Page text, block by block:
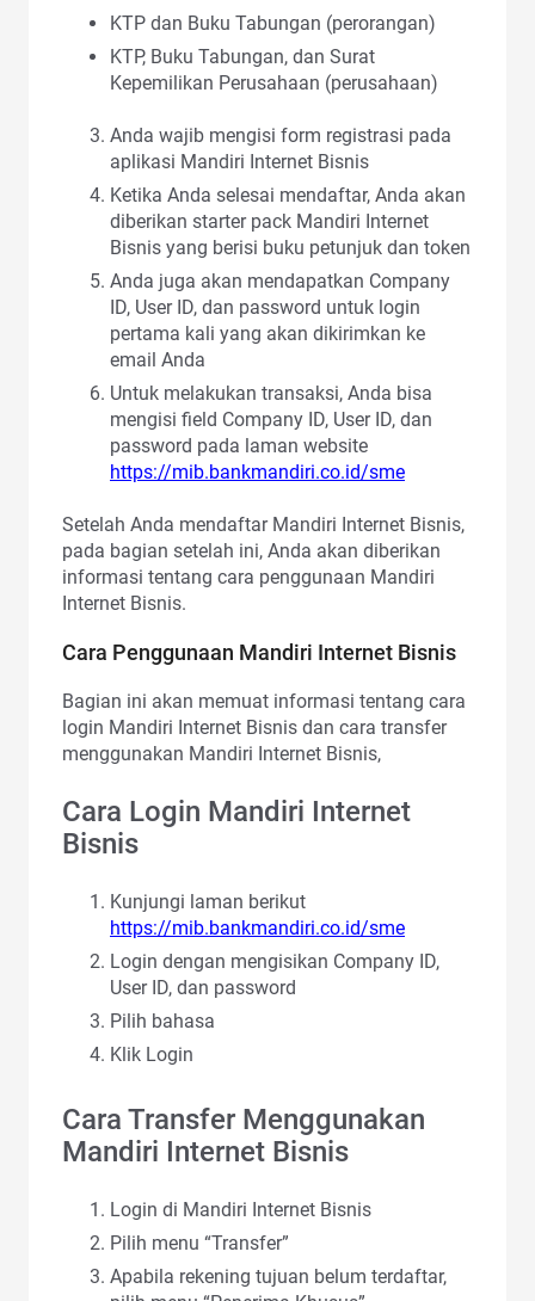
KTP dan Buku Tabungan (perorangan)
KTP, Buku Tabungan, dan Surat
Kepemilikan Perusahaan (perusahaan)
Anda wajib mengisi form registrasi pada
aplikasi Mandiri Internet Bisnis
Ketika Anda selesai mendaftar, Anda akan
diberikan starter pack Mandiri Internet
Bisnis yang berisi buku petunjuk dan token
Anda juga akan mendapatkan Company
ID, User ID, dan password untuk login
pertama kali yang akan dikirimkan ke
email Anda
Untuk melakukan transaksi, Anda bisa
mengisi field Company ID, User ID, dan
password pada laman website
https://mib.bankmandiri.co.id/sme
Setelah Anda mendaftar Mandiri Internet Bisnis,
pada bagian setelah ini, Anda akan diberikan
informasi tentang cara penggunaan Mandiri
Internet Bisnis.
Cara Penggunaan Mandiri Internet Bisnis
Bagian ini akan memuat informasi tentang cara
login Mandiri Internet Bisnis dan cara transfer
menggunakan Mandiri Internet Bisnis,
Cara Login Mandiri Internet
Bisnis
Kunjungi laman berikut
https://mib.bankmandiri.co.id/sme
Login dengan mengisikan Company ID,
User ID, dan password
Pilih bahasa
Klik Login
Cara Transfer Menggunakan
Mandiri Internet Bisnis
Login di Mandiri Internet Bisnis
Pilih menu “Transfer”
Apabila rekening tujuan belum terdaftar,